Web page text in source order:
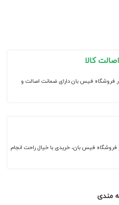
کالا
فروشگاه فیس بان دارای ضمانت اصالت و
فروشگاه فیس بان، خریدی با خیال راحت انجام
مندی